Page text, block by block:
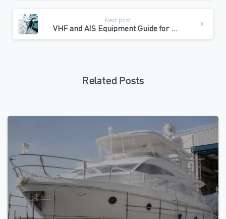
Next post
VHF and AIS Equipment Guide for Hong Kong Yacht Owners
Related Posts